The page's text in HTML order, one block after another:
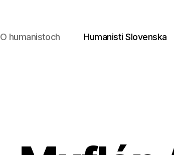
O humanistoch Humanisti Slovenska